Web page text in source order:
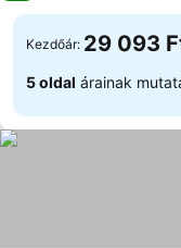
Kezdőár: 29 093
5 oldal árainak